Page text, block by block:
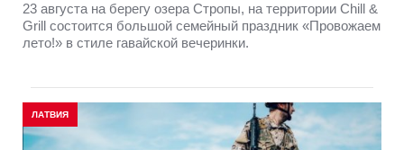
23 августа на берегу озера Стропы, на территории Chill &
Grill состоится большой семейный праздник «Провожаем
лето!» в стиле гавайской вечеринки.
ЛАТВИЯ